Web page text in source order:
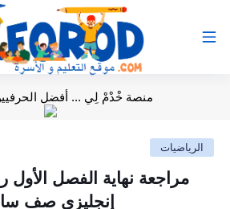
منصة خْدْمْ لِي ... أفضل
الرياضيات
مراجعة نهاية الفصل الأول
إنجليزي صف